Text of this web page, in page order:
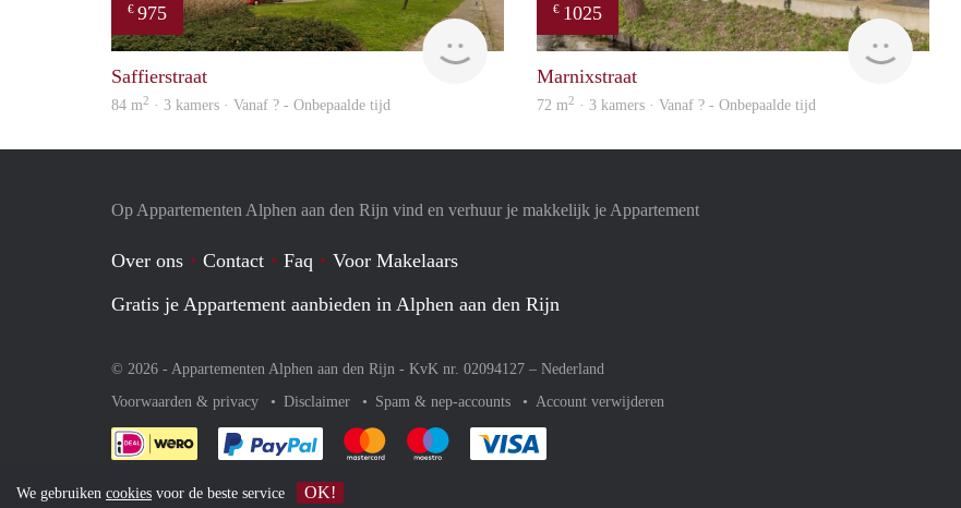
€ 975
Woning
Saffierstraat
84 m2 · 3 kamers · Vanaf ? - Onbepaalde tijd
€ 1025
finder
Marnixstraat
72 m2 · 3 kamers · Vanaf ? - Onbepaalde tijd
Op Appartementen Alphen aan den Rijn vind en verhuur je makkelijk je Appartement
Over ons Contact Faq
Voor Makelaars
Gratis je Appartement aanbieden in Alphen aan den Rijn
© 2026 - Appartementen Alphen aan den Rijn - KvK nr. 02094127 – Nederland
Voorwaarden & privacy
Disclaimer Spam & nep-accounts Account verwijderen
Je rekent gemakkelijk af met Paypal
Je rekent gemakkelijk af met Mastercard
Je rekent gemakkelijk af met Meastro
We gebruiken cookies voor de beste service OK!